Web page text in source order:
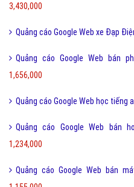
3,430,000
Quảng cáo Google Web xe Đạp
Quảng cáo Google Web bán
1,656,000
Quảng cáo Google Web học tiếng
Quảng cáo Google Web bán
1,234,000
Quảng cáo Google Web bán